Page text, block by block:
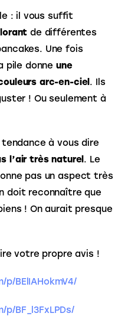
: il vous suffit
de différentes
Une fois
pile donne une
arc-en-ciel . Ils
! Ou seulement à
à vous dire
l’air très naturel . Le
pas un aspect très
doit reconnaître que
! On aurait presque
votre propre avis !
BElIAHokmV4/
BF_l3FxLPDs/